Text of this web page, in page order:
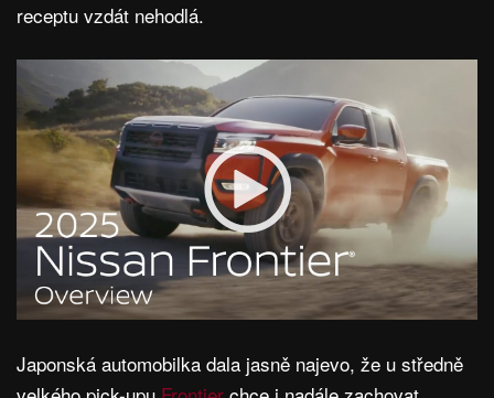
receptu vzdát nehodlá.
Japonská automobilka dala jasně najevo, že u středně